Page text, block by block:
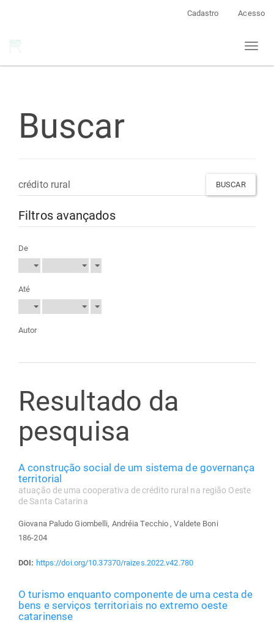
Cadastro Acesso
Toggle
Buscar
Pesquisar
termo
Filtros avançados
De
Até
Autor
Resultado da
pesquisa
A construção social de um sistema de governança
territorial
atuação de uma cooperativa de crédito rural na região Oeste
de Santa Catarina
Giovana Paludo Giombelli, Andréia Tecchio , Valdete Boni
186-204
DOI: https://doi.org/10.37370/raizes.2022.v42.780
O turismo enquanto componente de uma cesta de
bens e serviços territoriais no extremo oeste
catarinense